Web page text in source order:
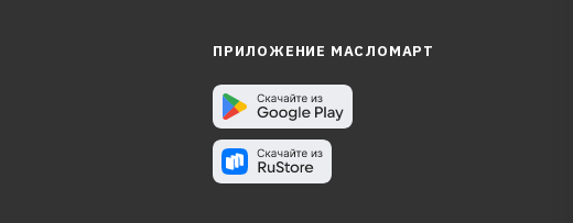
ПРИЛОЖЕНИЕ МАСЛОМАРТ